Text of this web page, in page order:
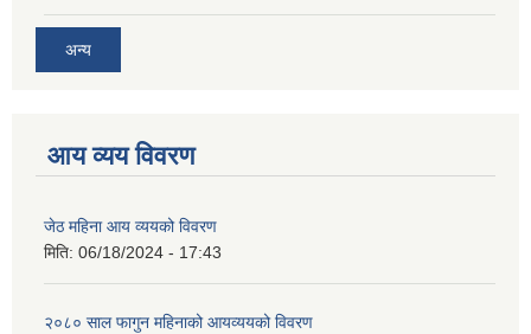
अन्य
आय व्यय विवरण
जेठ महिना आय व्ययको विवरण
मिति: 06/18/2024 - 17:43
२०८० साल फागुन महिनाको आयव्ययको विवरण